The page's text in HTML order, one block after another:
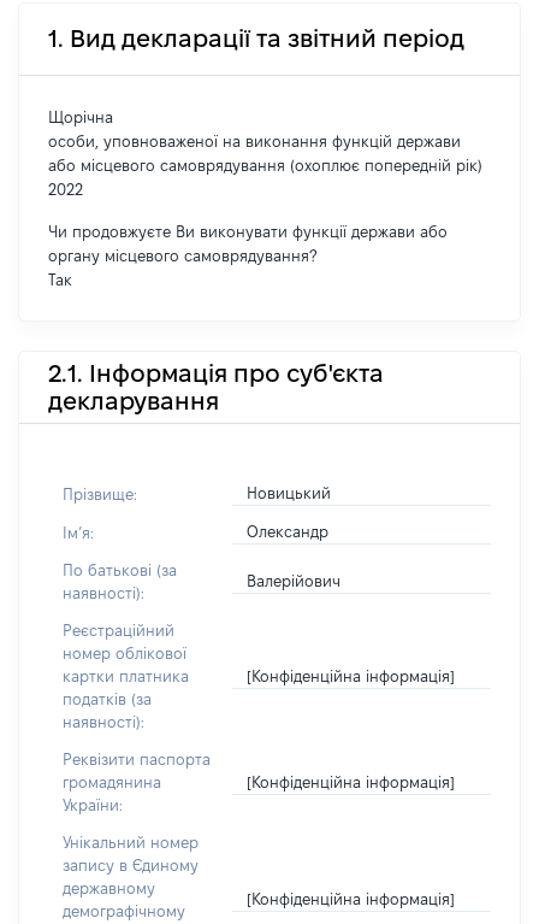
1. Вид декларації та звітний період
Щорічна
особи, уповноваженої на виконання функцій держави
або місцевого самоврядування (охоплює попередній рік)
2022
Чи продовжуєте Ви виконувати функції держави або
органу місцевого самоврядування?
Так
2.1. Інформація про суб'єкта
декларування
Прізвище: Новицький
Імʼя: Олександр
По батькові (за
наявності):
Валерійович
Реєстраційний
номер облікової
картки платника
податків (за
наявності):
[Конфіденційна інформація]
Реквізити паспорта
громадянина
України:
[Конфіденційна інформація]
Унікальний номер
запису в Єдиному
державному
демографічному
[Конфіденційна інформація]